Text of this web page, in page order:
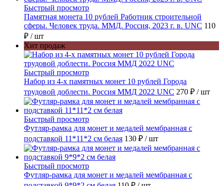
Быстрый просмотр
Памятная монета 10 рублей Работник строительной
сферы. Человек труда. ММД. Россия, 2023 г. в. UNC 110
₽ / шт
Хит продаж
Быстрый просмотр
Набор из 4-х памятных монет 10 рублей Города
трудовой доблести. Россия ММД 2022 UNC 270 ₽ / шт
Быстрый просмотр
Футляр-рамка для монет и медалей мембранная с
подставкой 11*11*2 см белая 130 ₽ / шт
Быстрый просмотр
Футляр-рамка для монет и медалей мембранная с